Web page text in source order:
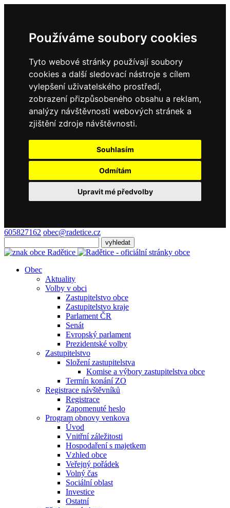
Používáme soubory cookies
Tyto webové stránky používají soubory
cookies a další sledovací nástroje s cílem
vylepšení uživatelského prostředí,
zobrazení přizpůsobeného obsahu a reklam,
analýzy návštěvnosti webových stránek a
zjištění zdroje návštěvnosti.
Souhlasím
Odmítám
Upravit mé předvolby
605827162 obec@radetice.cz
Obec
Aktuality
Volby v obci
Zastupitelstvo obce
Zastupitelstvo kraje
Parlament ČR
Senát
Evropský parlament
Prezidentské volby
Zastupitelstvo
Složení zastupitelstva
Komise a výbory zastupitelstva obce
Termín konání ZO
Registrace návštěvníků
Registrace
Zapomenuté heslo
Program obnovy venkova
Úvod
Vnitřní záležitosti
Hospodaření s majetkem
Vzhled obce
Veřejný pořádek
Volný čas
Sociální oblast
Investice
Ostatní